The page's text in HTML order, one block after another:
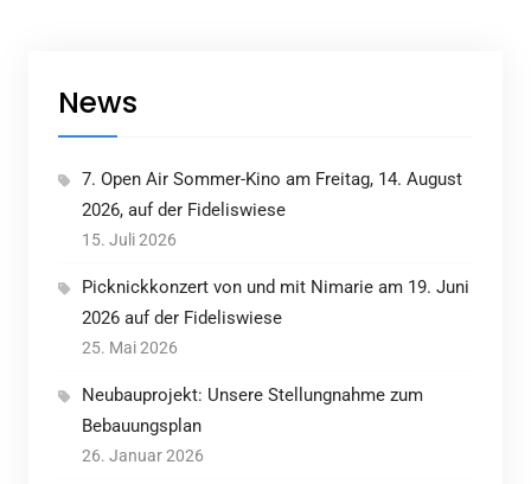
News
7. Open Air Sommer-Kino am Freitag, 14. August
2026, auf der Fideliswiese
15. Juli 2026
Picknickkonzert von und mit Nimarie am 19. Juni
2026 auf der Fideliswiese
25. Mai 2026
Neubauprojekt: Unsere Stellungnahme zum
Bebauungsplan
26. Januar 2026